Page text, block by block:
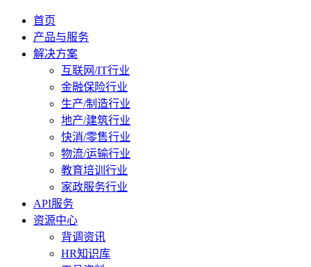
首页
产品与服务
解决方案
互联网/IT行业
金融保险行业
生产/制造行业
地产/建筑行业
快消/零售行业
物流/运输行业
教育培训行业
家政服务行业
API服务
资源中心
背调资讯
HR知识库